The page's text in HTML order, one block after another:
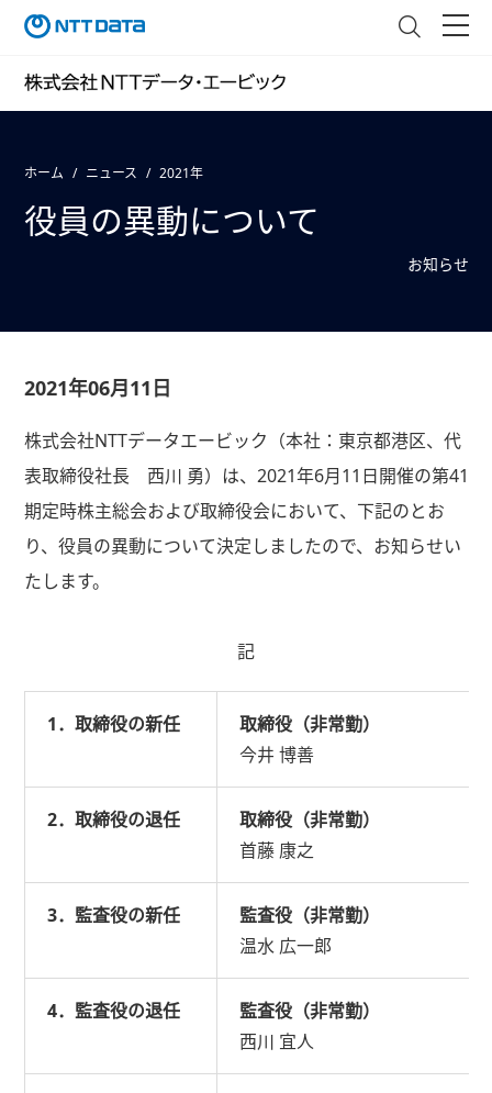
ホーム ニュース 2021年
役員の異動について
お知らせ
2021年06月11日
株式会社NTTデータエービック（本社：東京都港区、代
表取締役社長 西川 勇）は、2021年6月11日開催の第41
期定時株主総会および取締役会において、下記のとお
り、役員の異動について決定しましたので、お知らせい
たします。
記
1．取締役の新任
取締役（非常勤）
今井 博善
2．取締役の退任
取締役（非常勤）
首藤 康之
3．監査役の新任
監査役（非常勤）
温水 広一郎
4．監査役の退任
監査役（非常勤）
西川 宜人